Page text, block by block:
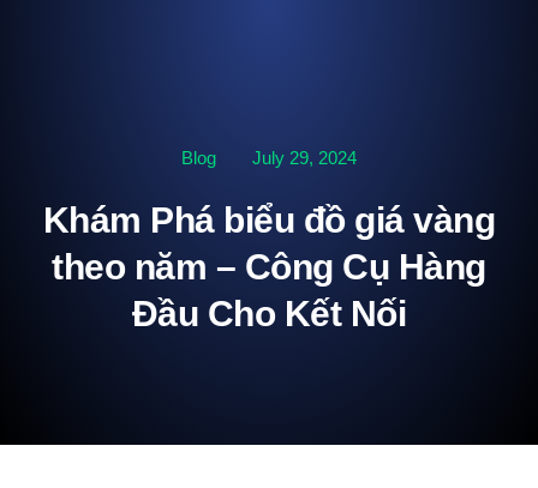
Blog July 29, 2024
Khám Phá biểu đồ giá vàng
theo năm – Công Cụ Hàng
Đầu Cho Kết Nối